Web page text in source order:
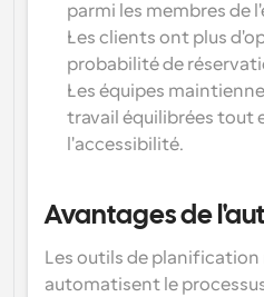
Webhooks
Soyez informé lorsque
parmi les membres de
Les clients ont plus
probabilité de
Les équipes
travail équilibrées tout
l'accessibilité.
Avantages de
Les outils de planification
automatisent le